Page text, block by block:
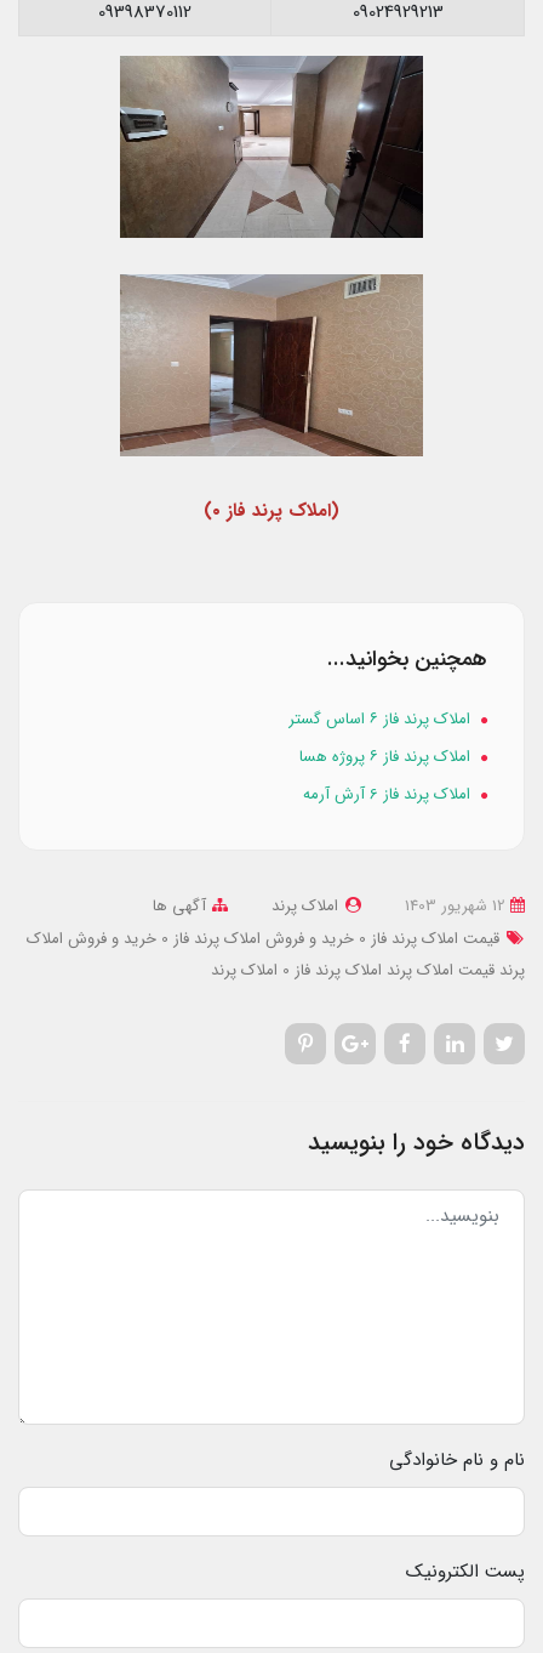
09024929213
09398370112
(املاک پرند فاز ۰)
همچنین بخوانید...
املاک پرند فاز ۶ اساس گستر
املاک پرند فاز ۶ پروژه هسا
املاک پرند فاز 6 آرش آرمه
املاک پرند
آگهی ها
قیمت املاک پرند فاز 0
خرید و فروش املاک پرند فاز 0
خرید و فروش املاک
پرند قیمت املاک پرند املاک پرند فاز 0 املاک پرند
دیدگاه خود را بنویسید
نام و نام خانوادگی
پست الکترونیک